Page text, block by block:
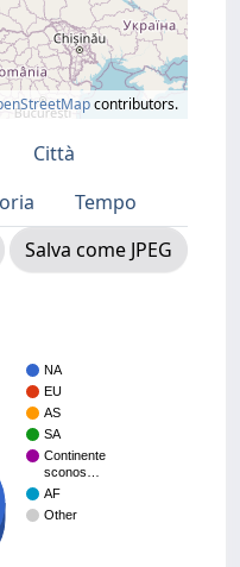
contributors.
Città
Tempo
Salva come JPEG
NA
EU
AS
SA
Continente
sconos…
AF
Other